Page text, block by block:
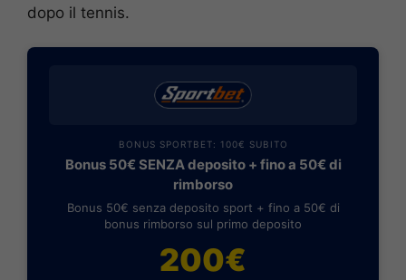
dopo il tennis.
BONUS SPORTBET: 100€ SUBITO
Bonus 50€ SENZA deposito + fino a 50€ di
rimborso
Bonus 50€ senza deposito sport + fino a 50€ di
bonus rimborso sul primo deposito
200€